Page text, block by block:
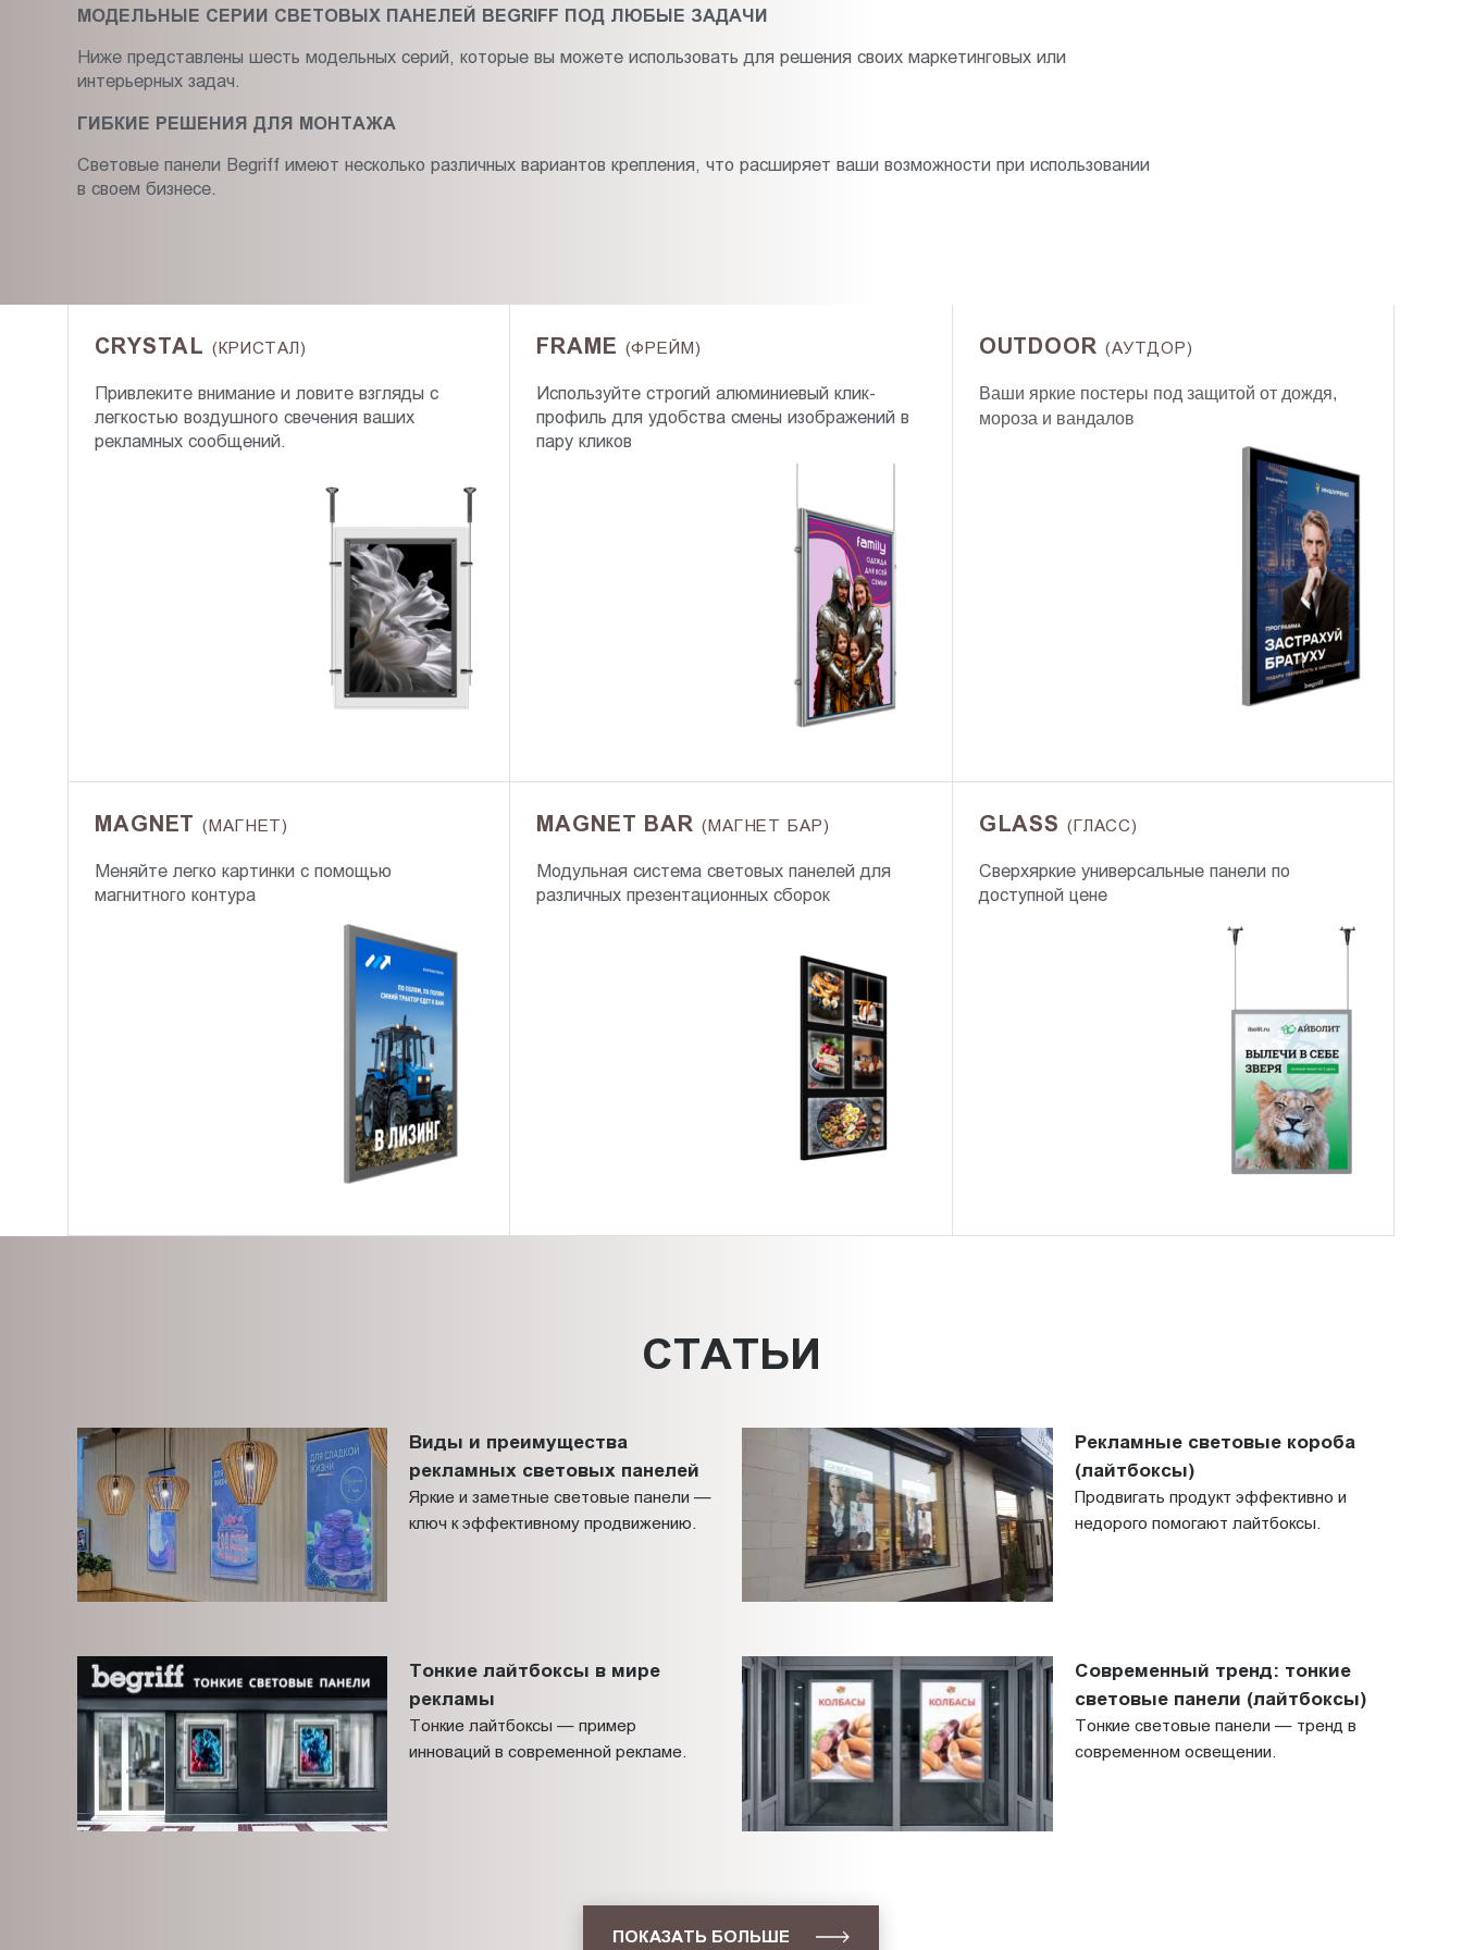
МОДЕЛЬНЫЕ СЕРИИ СВЕТОВЫХ ПАНЕЛЕЙ BEGRIFF ПОД ЛЮБЫЕ ЗАДАЧИ
Ниже представлены шесть модельных серий, которые вы можете использовать для решения своих маркетинговых или
интерьерных задач.
ГИБКИЕ РЕШЕНИЯ ДЛЯ МОНТАЖА
Световые панели Begriff имеют несколько различных вариантов крепления, что расширяет ваши возможности при использовании
в своем бизнесе.
CRYSTAL(КРИСТАЛ)
Привлеките внимание и ловите взгляды с
легкостью воздушного свечения ваших
рекламных сообщений.
FRAME (ФРЕЙМ)
Используйте строгий алюминиевый клик-
профиль для удобства смены изображений в
пару кликов
OUTDOOR (АУТДОР)
Ваши яркие постеры под защитой от дождя,
мороза и вандалов
MAGNET(МАГНЕТ)
Меняйте легко картинки с помощью
магнитного контура
MAGNET BAR (МАГНЕТ БАР)
Модульная система световых панелей для
различных презентационных сборок
GLASS (ГЛАСС)
Сверхяркие универсальные панели по
доступной цене
СТАТЬИ
Виды и преимущества
рекламных световых панелей
Яркие и заметные световые панели —
ключ к эффективному продвижению.
Рекламные световые короба
(лайтбоксы)
Продвигать продукт эффективно и
недорого помогают лайтбоксы.
Тонкие лайтбоксы в мире
рекламы
Тонкие лайтбоксы — пример
инноваций в современной рекламе.
Современный тренд: тонкие
световые панели (лайтбоксы)
Тонкие световые панели — тренд в
современном освещении.
ПОКАЗАТЬ БОЛЬШЕ